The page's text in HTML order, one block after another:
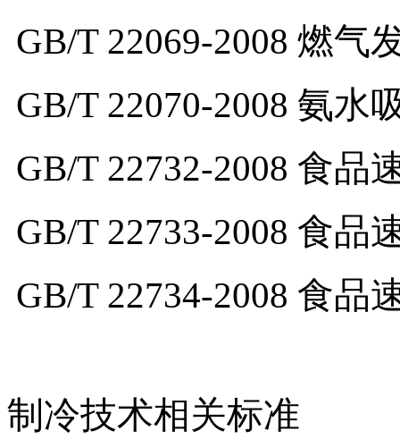
GB/T 22069-2008 燃气
GB/T 22070-2008 氨水
GB/T 22732-2008 食品
GB/T 22733-2008 食品
GB/T 22734-2008 食品
制冷技术相关标准